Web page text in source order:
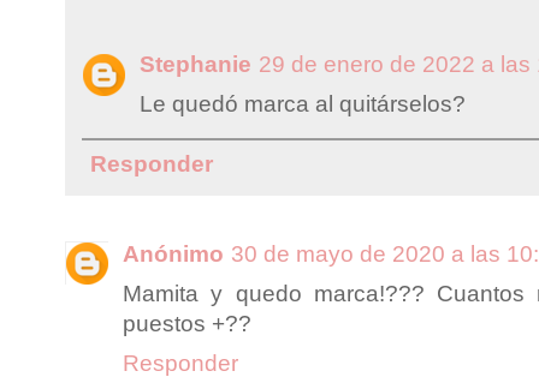
Stephanie 29 de enero de 2022 a las
Le quedó marca al quitárselos?
Responder
Anónimo 30 de mayo de 2020 a las
Mamita y quedo marca!???
puestos +??
Responder